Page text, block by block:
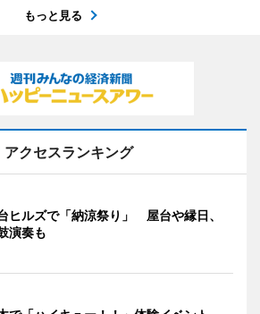
もっと見る
アクセスランキング
ヒルズで「納涼祭り」 屋台や縁日、
演奏も